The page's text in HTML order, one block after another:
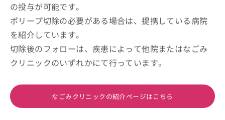
の投与が可能です。
ポリープ切除の必要がある場合は、提携している病院
を紹介しています。
切除後のフォローは、疾患によって他院またはなごみ
クリニックのいずれかにて行っています。
なごみクリニックの紹介ページはこちら